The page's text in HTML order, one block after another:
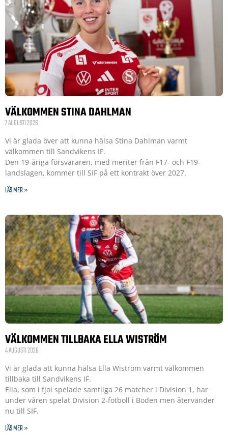
VÄLKOMMEN STINA DAHLMAN
7 AUGUSTI 2026
Vi är glada över att kunna hälsa Stina Dahlman varmt
välkommen till Sandvikens IF.
Den 19-åriga försvararen, med meriter från F17- och F19-
landslagen, kommer till SIF på ett kontrakt över 2027.
LÄS MER »
VÄLKOMMEN TILLBAKA ELLA WISTRÖM
4 AUGUSTI 2026
Vi är glada att kunna hälsa Ella Wiström varmt välkommen
tillbaka till Sandvikens IF.
Ella, som i fjol spelade samtliga 26 matcher i Division 1, har
under våren spelat Division 2-fotboll i Boden men återvänder
nu till SIF.
LÄS MER »